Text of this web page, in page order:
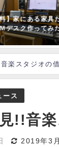
】家にある家具
デスク作ってみ
楽スタジオの
ース
!!音
2019年3